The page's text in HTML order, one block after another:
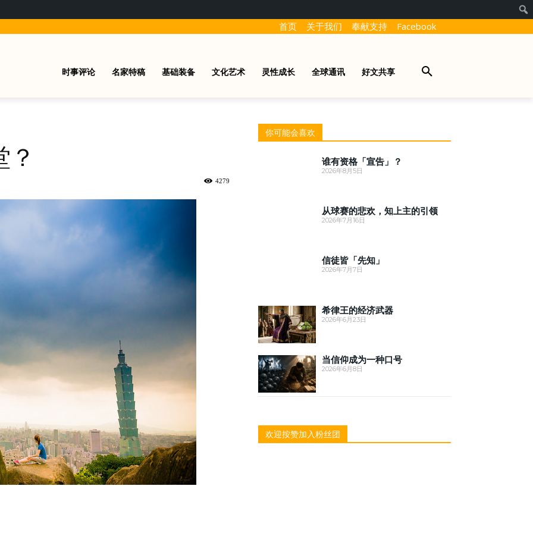
首页 关于我们 奉献支持 Facebook
时事评论 名家特稿 基础装备 文化艺术 灵性成长 全球通讯 好文共享
4279
你可能会喜欢
谁有资格「宣告」？
2026年8月5日
从球赛的悲欢，知上主的引领
2026年7月16日
信徒皆「先知」
2026年7月7日
希律王的经济武器
2026年6月23日
当信仰成为一种口号
2026年6月8日
欢迎按赞加入粉丝团